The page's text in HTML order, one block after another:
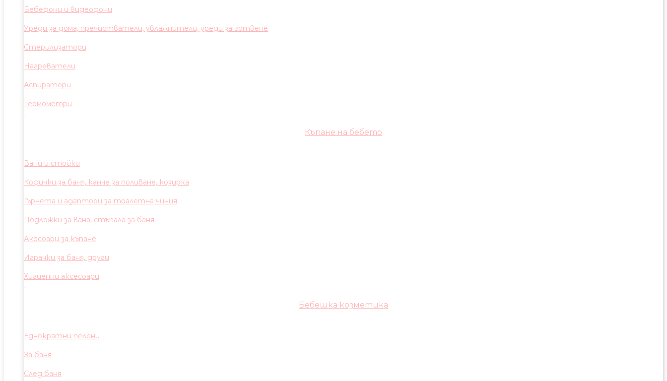
Бебефони и видеофони
Уреди за дома, пречистватели, увлажнители, уреди за готвене
Стерилизатори
Нагреватели
Аспиратори
Термометри
Къпане на бебето
Вани и стойки
Кофички за баня, канче за поливане, козирка
Гърнета и адаптори за тоалетна чиния
Подложки за вана, стъпала за баня
Акесоари за къпане
Играчки за баня, други
Хигиенни аксесоари
Бебешка козметика
Еднократни пелени
За баня
След баня